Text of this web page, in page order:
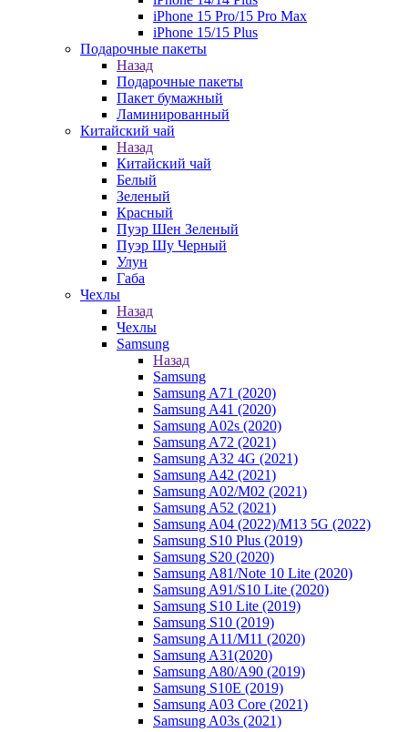
iPhone 15 Pro/15 Pro Max
iPhone 15/15 Plus
Подарочные пакеты
Назад
Подарочные пакеты
Пакет бумажный
Ламинированный
Китайский чай
Назад
Китайский чай
Белый
Зеленый
Красный
Пуэр Шен Зеленый
Пуэр Шу Черный
Улун
Габа
Чехлы
Назад
Чехлы
Samsung
Назад
Samsung
Samsung A71 (2020)
Samsung A41 (2020)
Samsung A02s (2020)
Samsung A72 (2021)
Samsung A32 4G (2021)
Samsung A42 (2021)
Samsung A02/M02 (2021)
Samsung A52 (2021)
Samsung A04 (2022)/M13 5G (2022)
Samsung S10 Plus (2019)
Samsung S20 (2020)
Samsung A81/Note 10 Lite (2020)
Samsung A91/S10 Lite (2020)
Samsung S10 Lite (2019)
Samsung S10 (2019)
Samsung A11/M11 (2020)
Samsung A31(2020)
Samsung A80/A90 (2019)
Samsung S10E (2019)
Samsung A03 Core (2021)
Samsung A03s (2021)